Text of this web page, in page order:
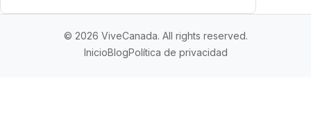
© 2026 ViveCanada. All rights reserved.
InicioBlogPolítica de privacidad